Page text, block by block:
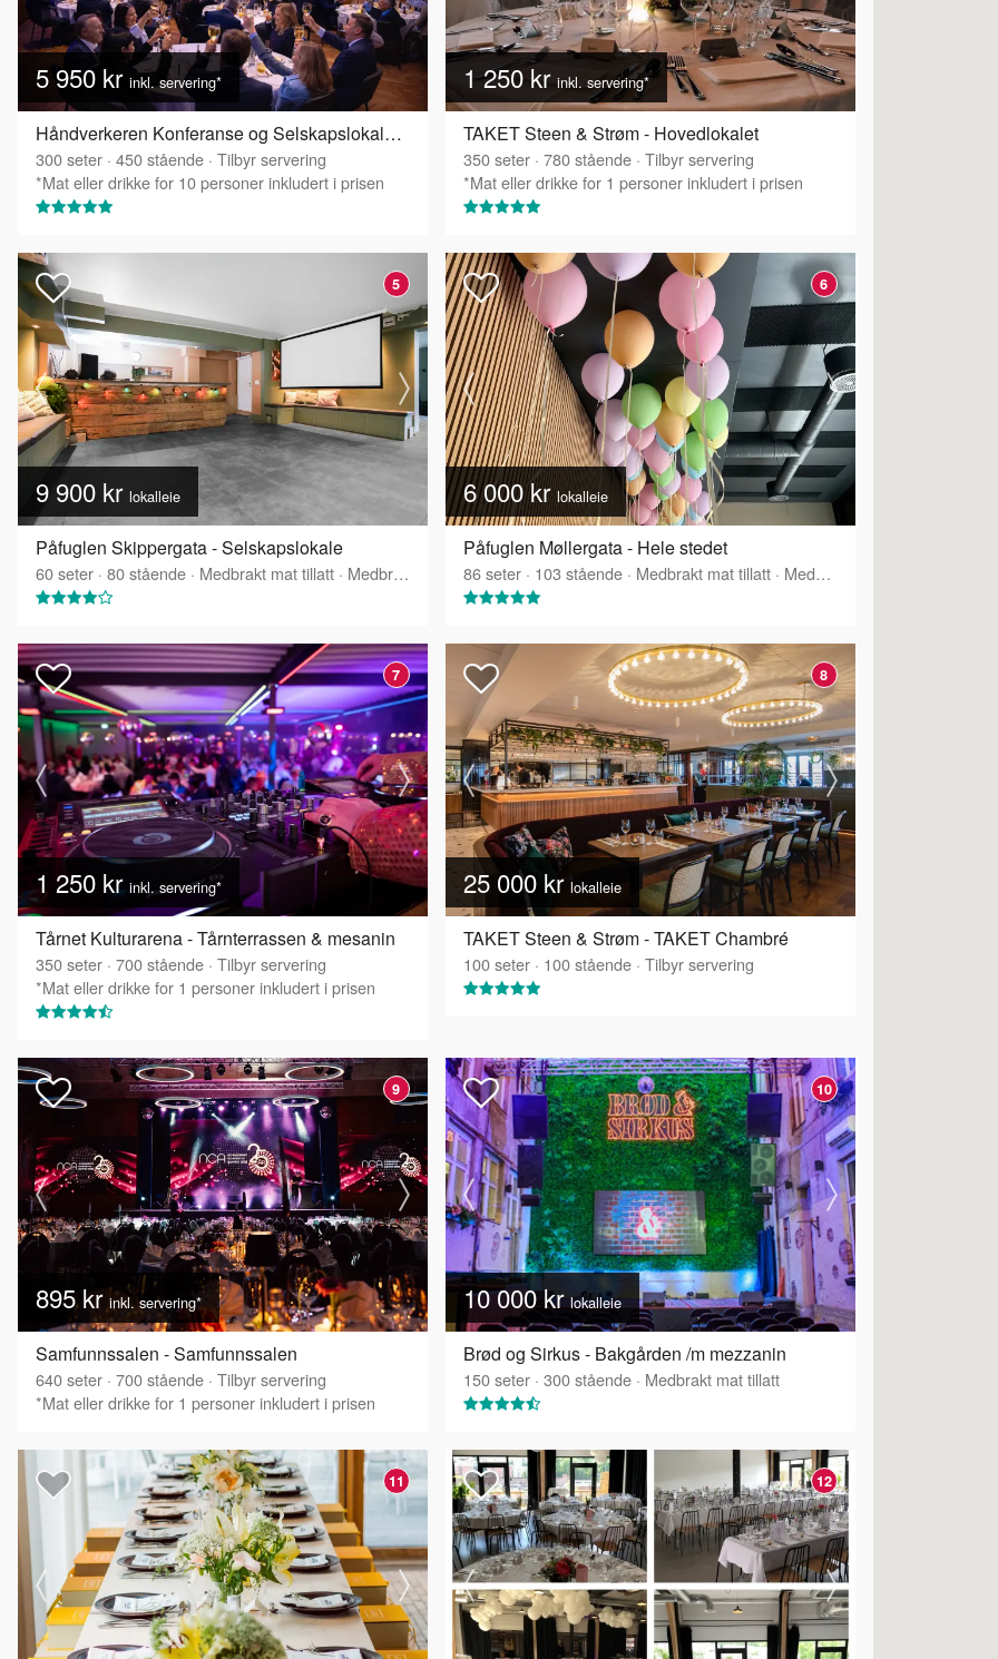
5 950 kr inkl. servering*
Håndverkeren Konferanse og Selskapslokaler - Festsalen
300seter · 450stående · Tilbyr servering
*Mat eller drikke for 10 personer inkludert i prisen
1 250 kr inkl. servering*
TAKET Steen & Strøm - Hovedlokalet
350seter · 780stående · Tilbyr servering
*Mat eller drikke for 1 personer inkludert i prisen
5
9 900 kr lokalleie
Påfuglen Skippergata - Selskapslokale
60seter · 80stående · Medbrakt mat tillatt · Medbrakt drikke tillatt ·Tilbyr servering
6
6 000 krlokalleie
Påfuglen Møllergata - Hele stedet
86seter · 103 stående · Medbrakt mat tillatt · Medbrakt drikke tillatt
7
1 250 kr inkl. servering*
Tårnet Kulturarena - Tårnterrassen & mesanin
350seter · 700stående · Tilbyr servering
*Mat eller drikke for 1 personer inkludert i prisen
8
25 000 kr lokalleie
TAKET Steen & Strøm - TAKET Chambré
100seter · 100stående · Tilbyr servering
9
895 krinkl. servering*
Samfunnssalen - Samfunnssalen
640seter · 700stående · Tilbyr servering
*Mat eller drikke for 1 personer inkludert i prisen
10
10 000 kr lokalleie
Brød og Sirkus - Bakgården /m mezzanin
150seter · 300stående · Medbrakt mat tillatt
11 12